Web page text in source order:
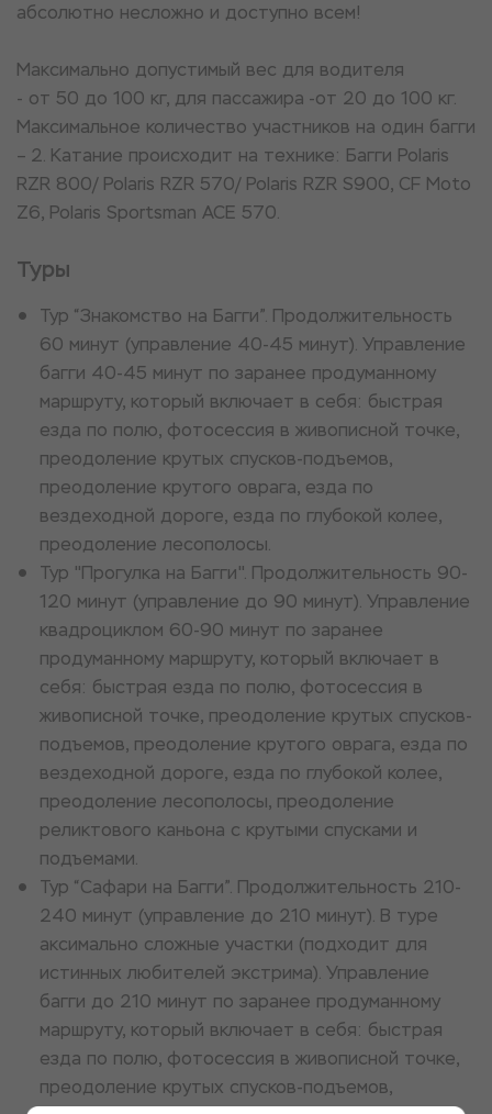
абсолютно несложно и доступно всем!
Максимально допустимый вес для водителя
- от 50 до 100 кг, для пассажира -от 20 до 100 кг.
Максимальное количество участников на один багги
– 2. Катание происходит на технике: Багги Polaris
RZR 800/ Polaris RZR 570/ Polaris RZR S900, CF Moto
Z6, Polaris Sportsman ACE 570.
Туры
Тур “Знакомство на Багги”. Продолжительность
60 минут (управление 40-45 минут). Управление
багги 40-45 минут по заранее продуманному
маршруту, который включает в себя: быстрая
езда по полю, фотосессия в живописной точке,
преодоление крутых спусков-подъемов,
преодоление крутого оврага, езда по
вездеходной дороге, езда по глубокой колее,
преодоление лесополосы.
Тур "Прогулка на Багги". Продолжительность 90-
120 минут (управление до 90 минут). Управление
квадроциклом 60-90 минут по заранее
продуманному маршруту, который включает в
себя: быстрая езда по полю, фотосессия в
живописной точке, преодоление крутых спусков-
подъемов, преодоление крутого оврага, езда по
вездеходной дороге, езда по глубокой колее,
преодоление лесополосы, преодоление
реликтового каньона с крутыми спусками и
подъемами.
Тур “Сафари на Багги”. Продолжительность 210-
240 минут (управление до 210 минут). В туре
аксимально сложные участки (подходит для
истинных любителей экстрима). Управление
багги до 210 минут по заранее продуманному
маршруту, который включает в себя: быстрая
езда по полю, фотосессия в живописной точке,
преодоление крутых спусков-подъемов,